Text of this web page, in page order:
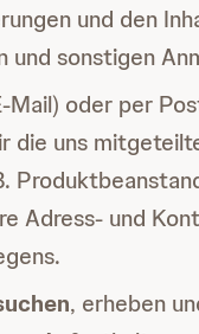
und den
sonstigen
Mail) oder per
die uns
Adress- und
, erheben